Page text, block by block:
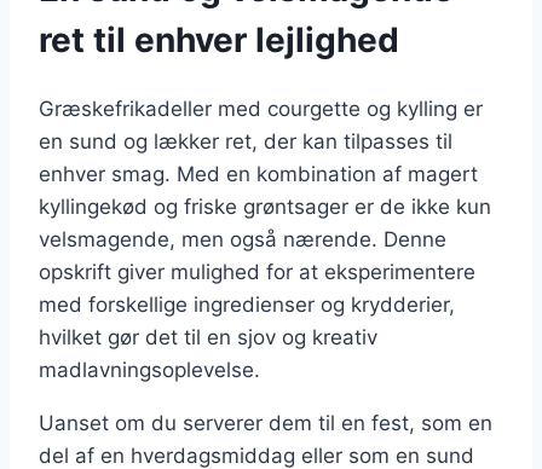
ret til enhver lejlighed
Græskefrikadeller med courgette og kylling er
en sund og lækker ret, der kan tilpasses til
enhver smag. Med en kombination af magert
kyllingekød og friske grøntsager er de ikke kun
velsmagende, men også nærende. Denne
opskrift giver mulighed for at eksperimentere
med forskellige ingredienser og krydderier,
hvilket gør det til en sjov og kreativ
madlavningsoplevelse.
Uanset om du serverer dem til en fest, som en
del af en hverdagsmiddag eller som en sund